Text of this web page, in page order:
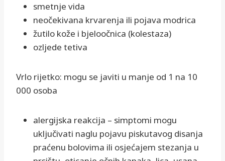
smetnje vida
neočekivana krvarenja ili pojava modrica
žutilo kože i bjeloočnica (kolestaza)
ozljede tetiva
Vrlo rijetko: mogu se javiti u manje od 1 na 10
000 osoba
alergijska reakcija – simptomi mogu
uključivati naglu pojavu piskutavog disanja
praćenu bolovima ili osjećajem stezanja u